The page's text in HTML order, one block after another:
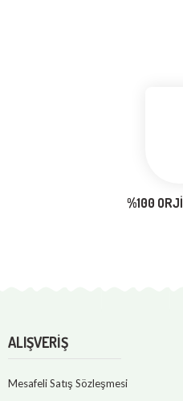
%100
ALIŞVERİŞ
Mesafeli Satış Sözleşmesi